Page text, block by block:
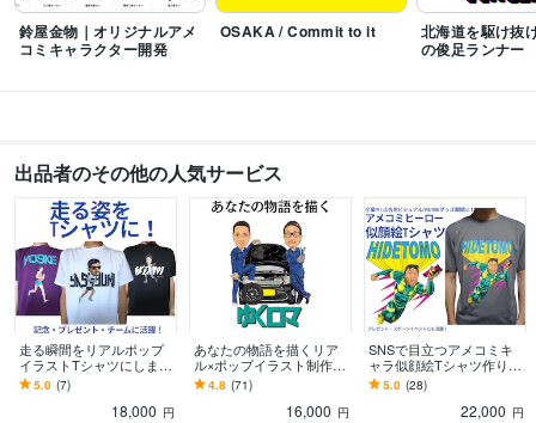
学歴
ヒューマンアカデミー札幌校
鈴屋金物｜オリジナルアメ
コミキャラクター開発
OSAKA / Commit to it
北海道を駆け抜
の俊足ランナー
出品者のその他の人気サービス
走る瞬間をリアルポップ
イラストTシャツにします
思い出のレースを、ずっ
と残るイラストに
5.0 (7)
18,000 円
あなたの物語を描くリア
ル×ポップイラスト制作し
ます SNS・音楽・スポー
ツ・ビジネスを魅力的に
4.8 (71)
16,000 円
SNSで目立つアメコミキ
ャラ似顔絵Tシャツ作りま
す 企業PR・YouTube・ア
パレルにも展開可能
5.0 (28)
22,000 円